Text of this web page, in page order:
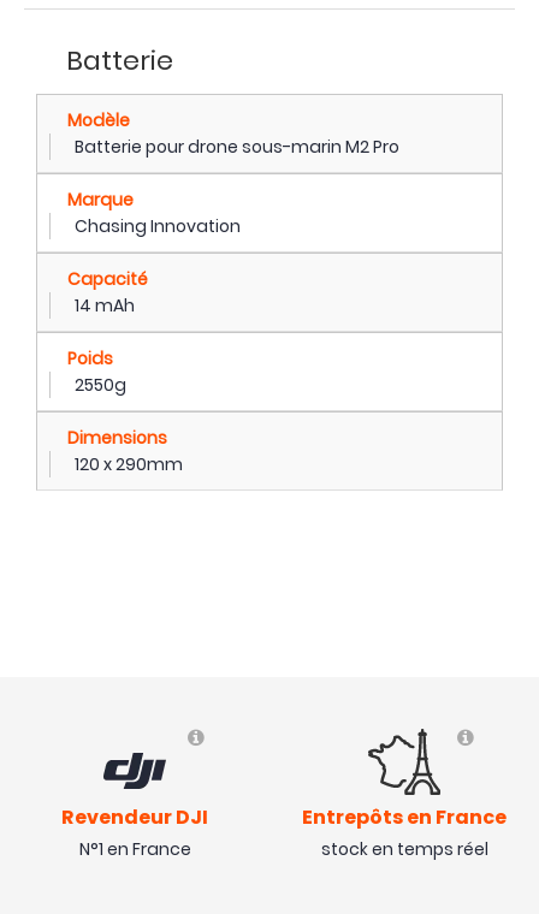
Batterie
Modèle
Batterie pour drone sous-marin M2 Pro
Marque
Chasing Innovation
Capacité
14 mAh
Poids
2550g
Dimensions
120 x 290mm
Revendeur DJI
N°1 en France
Entrepôts en France
stock en temps réel